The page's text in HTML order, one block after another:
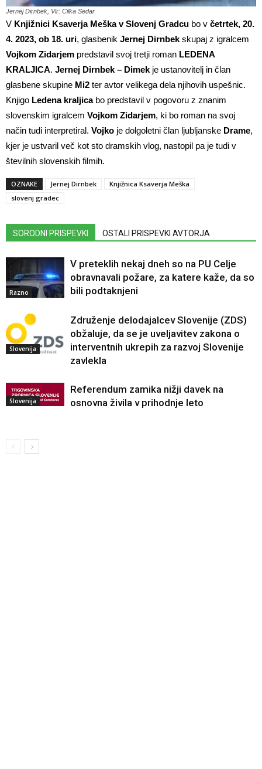
Jernej Dirnbek, Vir: Cilka Sedar
V Knjižnici Ksaverja Meška v Slovenj Gradcu bo v četrtek, 20.
4. 2023, ob 18. uri, glasbenik Jernej Dirnbek skupaj z igralcem
Vojkom Zidarjem predstavil svoj tretji roman LEDENA
KRALJICA. Jernej Dirnbek – Dimek je ustanovitelj in član
glasbene skupine Mi2 ter avtor velikega dela njihovih uspešnic.
Knjigo Ledena kraljicabo predstavil v pogovoru z znanim
slovenskim igralcem Vojkom Zidarjem, ki bo roman na svoj
način tudi interpretiral. Vojko je dolgoletni član ljubljanske Drame,
kjer je ustvaril več kot sto dramskih vlog, nastopil pa je tudi v
številnih slovenskih filmih.
OZNAKE Jernej Dirnbek
Knjižnica Ksaverja Meška
slovenj gradec
SORODNI PRISPEVKI OSTALI PRISPEVKI AVTORJA
Razno
V preteklih nekaj dneh so na PU Celje
obravnavali požare, za katere kaže, da so
bili podtaknjeni
Slovenija
Združenje delodajalcev Slovenije (ZDS)
obžaluje, da se je uveljavitev zakona o
interventnih ukrepih za razvoj Slovenije
zavlekla
Slovenija
Referendum zamika nižji davek na
osnovna živila v prihodnje leto